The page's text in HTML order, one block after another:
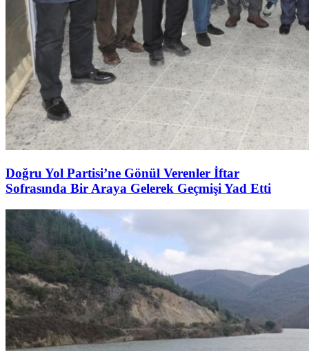
Doğru Yol Partisi’ne Gönül Verenler İftar
Sofrasında Bir Araya Gelerek Geçmişi Yad Etti